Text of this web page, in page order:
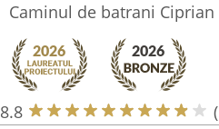
Caminul de batrani
8.8